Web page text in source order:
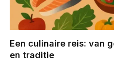
Een culinaire reis: van
en traditie